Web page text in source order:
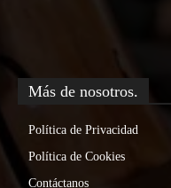
Más de nosotros.
Política de Privacidad
Política de Cookies
Contáctanos